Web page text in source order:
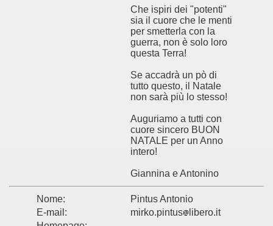
Che ispiri dei "potenti"
sia il cuore che le menti
per smetterla con la
guerra, non è solo loro
questa Terra!
Se accadrà un pò di
tutto questo, il Natale
non sarà più lo stesso!
Auguriamo a tutti con
cuore sincero BUON
NATALE per un Anno
intero!
Giannina e Antonino
Nome:
Pintus Antonio
E-mail:
mirko.pintus
libero.it